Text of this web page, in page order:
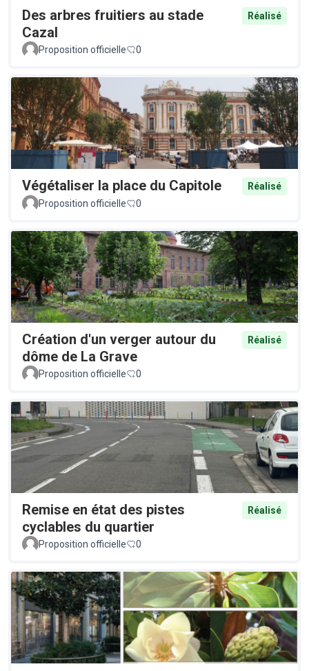
Des arbres fruitiers au stade
Cazal
Réalisé
Proposition officielle 0
Végétaliser la place du Capitole
Réalisé
Proposition officielle
0
Création d'un verger autour du
dôme de La Grave
Réalisé
Proposition officielle 0
Remise en état des pistes
cyclables du quartier
Réalisé
Proposition officielle 0